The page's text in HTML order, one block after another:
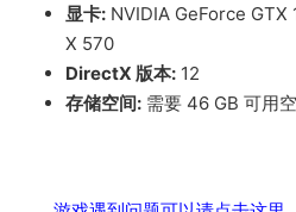
显卡: NVIDIA GeForce
X 570
DirectX 版本: 12
存储空间: 需要 46 GB 可用